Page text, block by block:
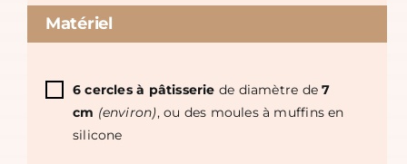
Matériel
6 cercles à pâtisserie de diamètre de7
cm (environ), ou des moules à muffins en
silicone